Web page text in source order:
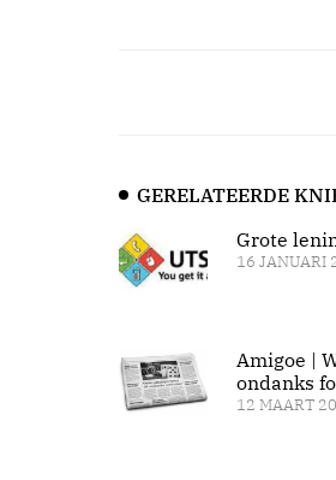
GERELATEERDE
Grote
16 JANUARI
Amigoe |
ondanks
12 MAART